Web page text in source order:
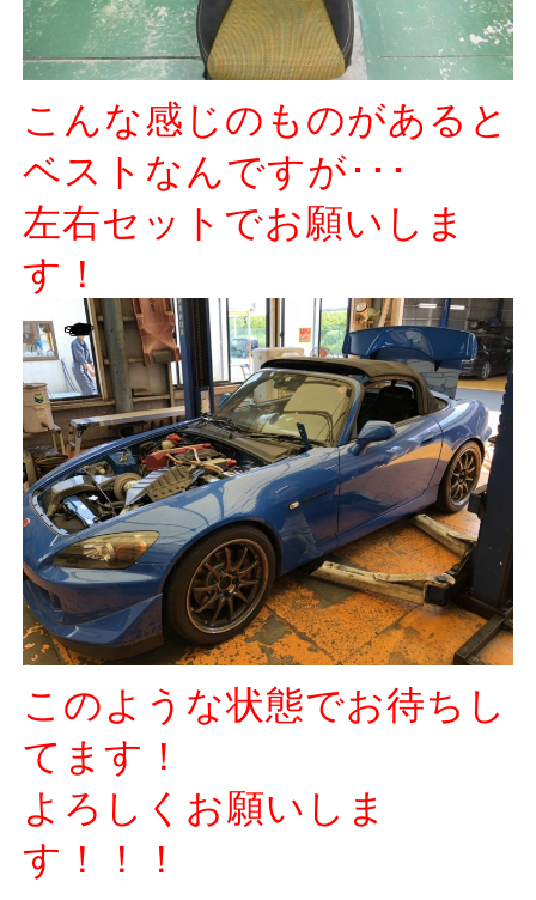
こんな感じのものがあると
ベストなんですが･･･
左右セットでお願いしま
す！
このような状態でお待ちし
てます！
よろしくお願いしま
す！！！